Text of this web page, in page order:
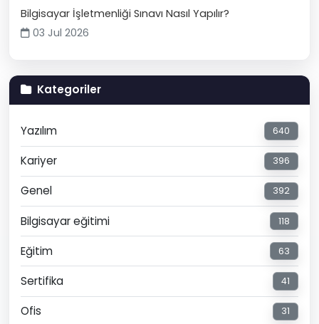
Bilgisayar İşletmenliği Sınavı Nasıl Yapılır?
03 Jul 2026
Kategoriler
Yazılım 640
Kariyer 396
Genel 392
Bilgisayar eğitimi 118
Eğitim 63
Sertifika 41
Ofis 31